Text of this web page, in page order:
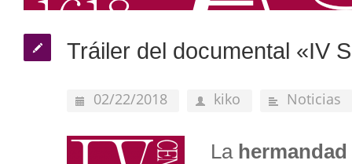
Tráiler del documental «IV
02/22/2018 kiko Noticias
La